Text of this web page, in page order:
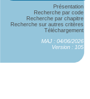
Présentation
Recherche par code
Recherche par chapitre
Recherche sur autres critères
Téléchargement
MAJ : 04/06/2026
Version : 105